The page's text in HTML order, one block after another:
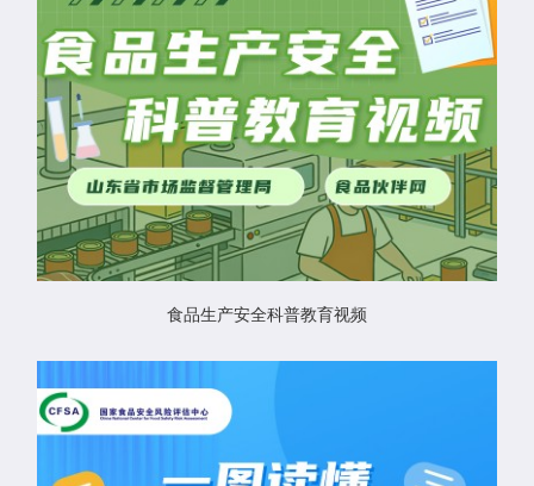
食品生产安全科普教育视频